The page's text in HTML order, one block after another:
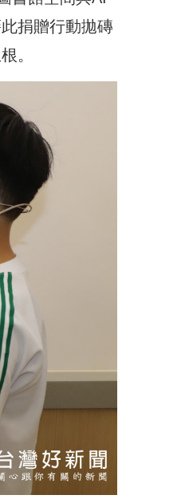
捐贈行動拋磚
。